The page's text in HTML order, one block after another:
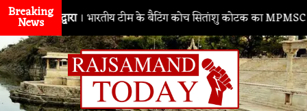
Breaking
News
नाथद्वारा। भारतीय टीम के बैटिंग कोच सितांशु कोटक का MPMSC दौरा,